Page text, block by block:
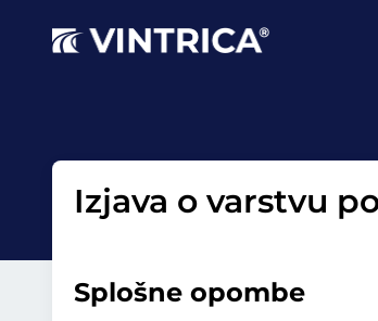
Izjava o varstvu
Splošne opombe